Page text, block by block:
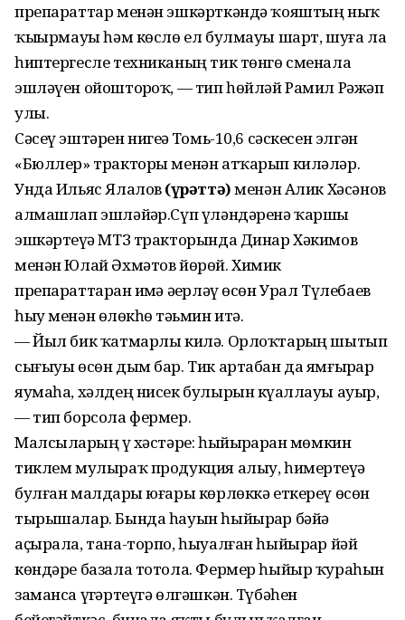
препараттар менән эшкәрткәндә ҡояштың ныҡ
ҡыҙҙырмауы һәм көслө ел булмауы шарт, шуға ла
һиптергесле техниканың тик төнгө сменала
эшләүен ойошторҙоҡ, — тип һөйләй Рамил Рәжәп
улы.
Сәсеү эштәрен нигеҙҙә Томь-10,6 сәскесен элгән
«Бюллер» тракторы менән атҡарып киләләр.
Унда Ильяс Ялалов(һүрәттә)менән Алик Хәсәнов
алмашлап эшләйҙәр.Сүп үләндәренә ҡаршы
эшкәртеүҙә МТЗ тракторында Динар Хәкимов
менән Юлай Әхмәтов йөрөй. Химик
препараттарҙан иҙмә әҙерләү өсөн Урал Түлебаев
һыу менән өҙлөкһөҙ тәьмин итә.
— Йыл бик ҡатмарлы килә. Орлоҡтарҙың шытып
сығыуы өсөн дым бар. Тик артабан да ямғырҙар
яумаһа, хәлдең нисек булырын күҙаллауы ауыр,
— тип борсола фермер.
Малсыларҙың үҙ хәстәре: һыйырҙарҙан мөмкин
тиклем мулыраҡ продукция алыу, һимертеүҙә
булған малдарҙы юғары көрлөккә еткереү өсөн
тырышалар. Бында һауын һыйырҙар бәйҙә
аҫырала, тана-торпо, һыуалған һыйырҙар йәй
көндәре базала тотола. Фермер һыйыр ҡураһын
заманса үҙгәртеүгә өлгәшкән. Түбәһен